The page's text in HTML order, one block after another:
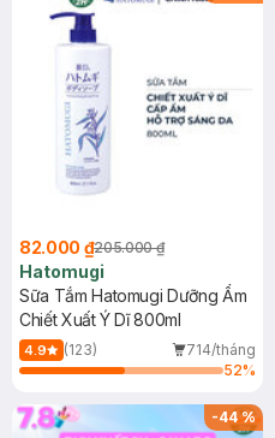
82.000 ₫205.000 ₫
Hatomugi
Sữa Tắm Hatomugi Dưỡng Ẩm
Chiết Xuất Ý Dĩ 800ml
4.9 (123)
714/tháng
52%
-44%